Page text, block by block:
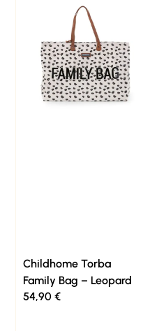
Childhome Torba
Family Bag – Leopard
54,90€